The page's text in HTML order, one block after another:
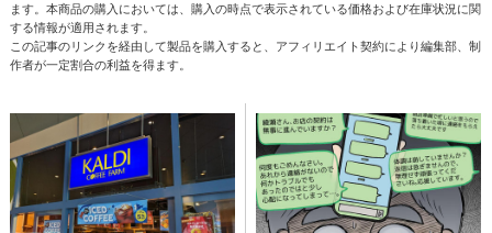
ます。本商品の購入においては、購入の時点で表示されている価格および在庫状況に関
する情報が適用されます。
この記事のリンクを経由して製品を購入すると、アフィリエイト契約により編集部、制
作者が一定割合の利益を得ます。